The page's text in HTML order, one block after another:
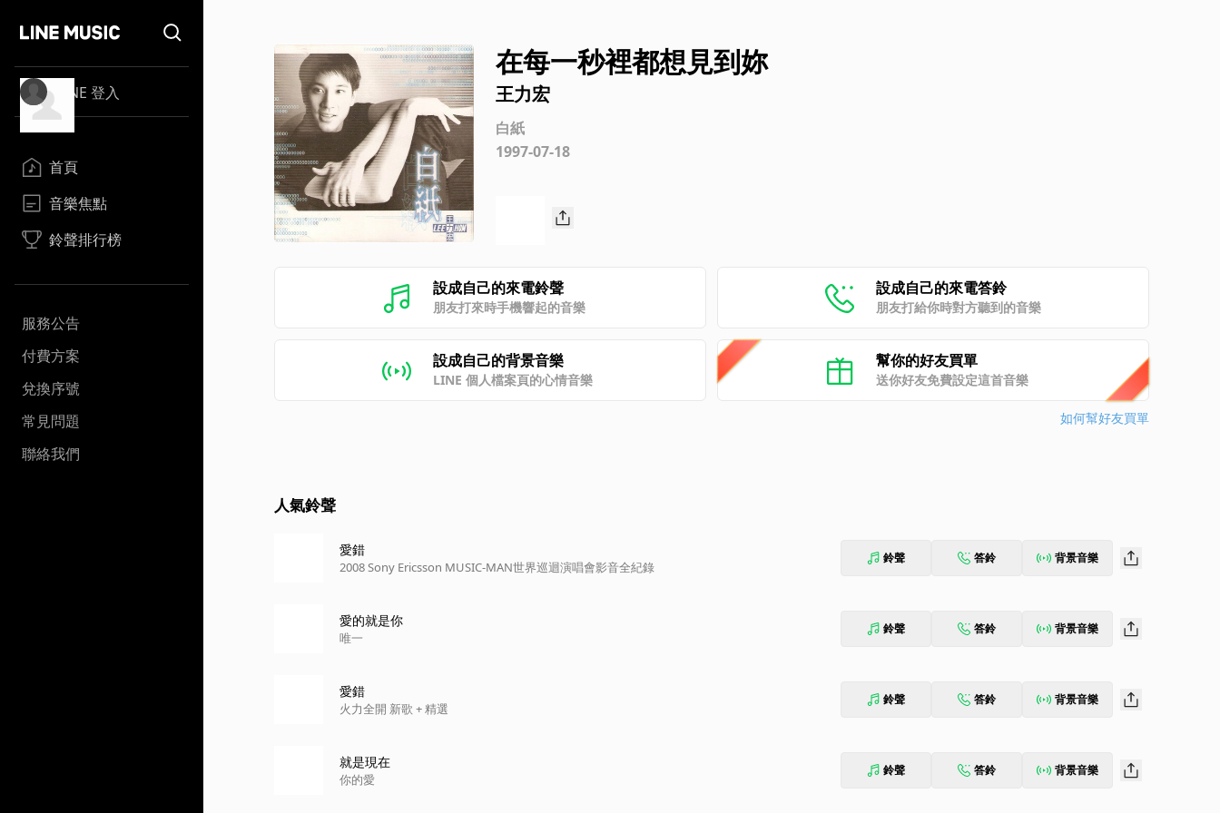
LINE 登入
首頁
音樂焦點
鈴聲排行榜
服務公告
付費方案
兌換序號
常見問題
聯絡我們
在每一秒裡都想見到妳
王力宏
白紙
1997-07-18
設成自己的來電鈴聲
朋友打來時手機響起的音樂
設成自己的來電答鈴
朋友打給你時對方聽到的音樂
設成自己的背景音樂
LINE 個人檔案頁的心情音樂
幫你的好友買單
送你好友免費設定這首音樂
如何幫好友買單
人氣鈴聲
愛錯
2008 Sony Ericsson MUSIC-MAN世界巡迴演唱會影音全紀錄
鈴聲 答鈴 背景音樂
愛的就是你
唯一
鈴聲 答鈴 背景音樂
愛錯
火力全開 新歌 + 精選
鈴聲 答鈴 背景音樂
就是現在
你的愛
鈴聲 答鈴 背景音樂